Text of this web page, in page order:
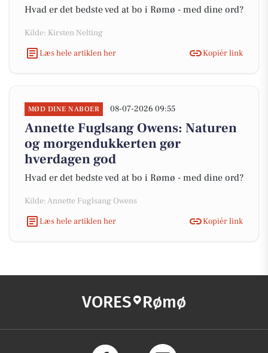
Hvad er det bedste ved at bo i Rømø - med dine ord?
Kilde: Kirsten Nelting
Læs hele artiklen her
Kopiér link
MØD DINE NABOER 08-07-2026 09:55
Annette Fuglsang Owens: Naturen
og morgendukkerten gør
hverdagen god
Hvad er det bedste ved at bo i Rømø - med dine ord?
Kilde: Annette Fuglsang Owens
Læs hele artiklen her
Kopiér link
VORES Rømø